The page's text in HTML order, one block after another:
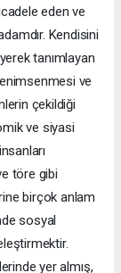
eden ve
Kendisini
tanımlayan
ve
çekildiği
ve siyasi
töre gibi
birçok anlam
sosyal
yer almış,